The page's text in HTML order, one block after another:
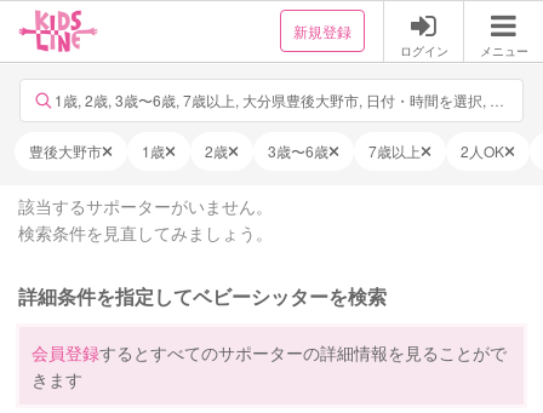
新規登録
ログイン メニュー
豊後大野市 1歳 2歳 3歳〜6歳 7歳以上 2人OK
該当するサポーターがいません。
検索条件を見直してみましょう。
詳細条件を指定してベビーシッターを検索
会員登録するとすべてのサポーターの詳細情報を見ることがで
きます